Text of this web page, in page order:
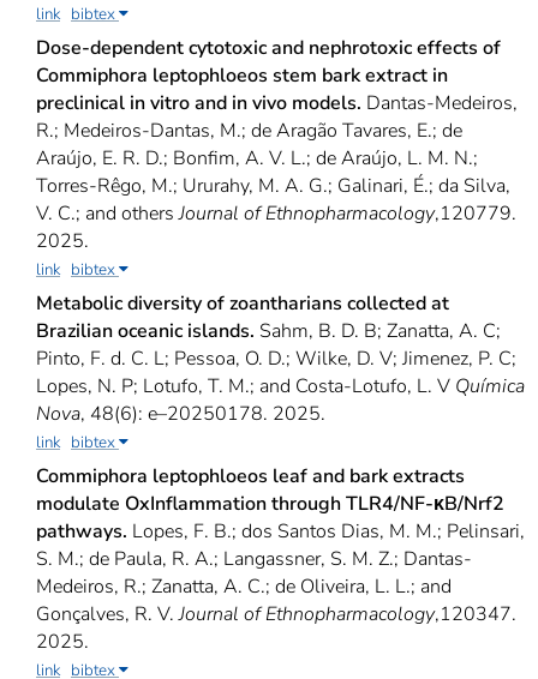
link bibtex
Dose-dependent cytotoxic and nephrotoxic effects of
Commiphora leptophloeos stem bark extract in
preclinical in vitro and in vivo models. Dantas-Medeiros,
R.; Medeiros-Dantas, M.; de Aragão Tavares, E.; de
Araújo, E. R. D.; Bonfim, A. V. L.; de Araújo, L. M. N.;
Torres-Rêgo, M.; Ururahy, M. A. G.; Galinari, É.; da Silva,
V. C.; and othersJournal of Ethnopharmacology,120779.
2025.
link bibtex
Metabolic diversity of zoantharians collected at
Brazilian oceanic islands. Sahm, B. D. B; Zanatta, A. C;
Pinto, F. d. C. L; Pessoa, O. D.; Wilke, D. V; Jimenez, P. C;
Lopes, N. P; Lotufo, T. M.; and Costa-Lotufo, L. V Química
Nova, 48(6): e–20250178. 2025.
link bibtex
Commiphora leptophloeos leaf and bark extracts
modulate OxInflammation through TLR4/NF-κB/Nrf2
pathways. Lopes, F. B.; dos Santos Dias, M. M.; Pelinsari,
S. M.; de Paula, R. A.; Langassner, S. M. Z.; Dantas-
Medeiros, R.; Zanatta, A. C.; de Oliveira, L. L.; and
Gonçalves, R. V.Journal of Ethnopharmacology,120347.
2025.
link bibtex